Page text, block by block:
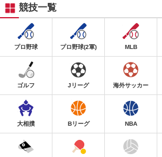
競技一覧
プロ野球 プロ野球(2軍) MLB
ゴルフ Jリーグ 海外サッカー
大相撲 Bリーグ NBA